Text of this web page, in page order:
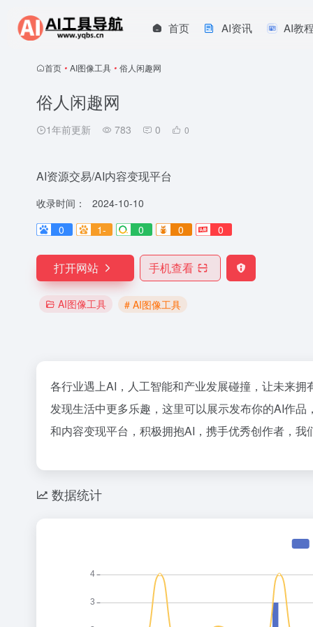
首页 AI资讯 AI教
首页 • AI图像工具 • 俗人闲趣网
俗人闲趣网
1年前更新 783 0 0
AI资源交易/AI内容变现平台
收录时间：
2024-10-10
0
1- 0 0 0
打开网站 手机查看
AI图像工具 # AI图像工具
各行业遇上AI，人工智能和产业发展碰撞，让未来
发现生活中更多乐趣，这里可以展示发布你的AI作
和内容变现平台，积极拥抱AI，携手优秀创作者，我
数据统计